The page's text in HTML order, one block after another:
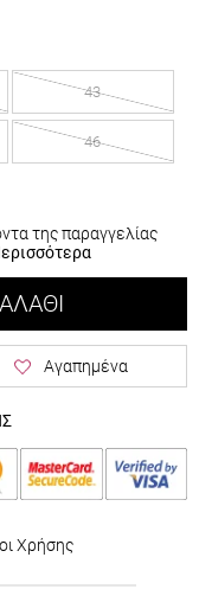
43
46
της παραγγελίας
Αγαπημένα
Χρήσης